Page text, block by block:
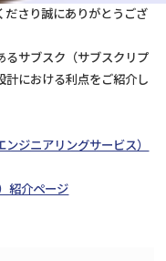
ださり誠にありがとうござ
るサブスク（サブスクリプ
計における利点をご紹介し
ジニアリングサービス）
紹介ページ